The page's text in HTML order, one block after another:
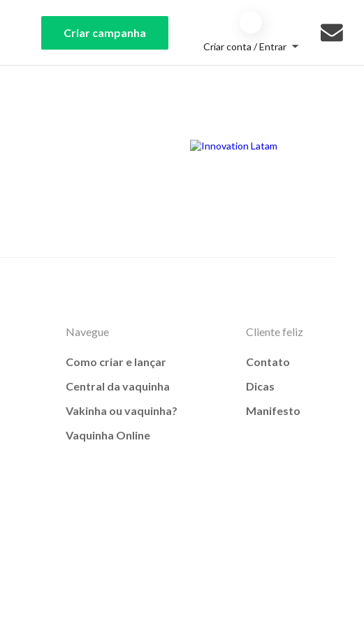
Criar campanha
Criar conta / Entrar
Navegue
Como criar e lançar
Central da vaquinha
Vakinha ou vaquinha?
Vaquinha Online
Cliente feliz
Contato
Dicas
Manifesto